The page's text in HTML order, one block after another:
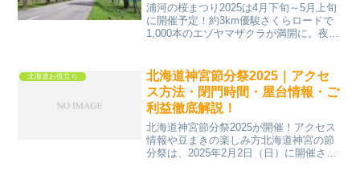
浦河の桜まつり2025は4月下旬～5月上旬
に開催予定！約3km優駿さくらロードで
1,000本のエゾヤマザクラが満開に。夜桜
まつり2025は、北海道浦河町の「うらか
わ優...
北海道お役立ち
北海道神宮節分祭2025｜アクセ
ス方法・閉門時間・屋台情報・ご
利益徹底解説！
北海道神宮節分祭2025が開催！アクセス
情報や豆まきの楽しみ方北海道神宮の節
分祭は、2025年2月2日（日）に開催され